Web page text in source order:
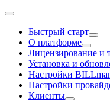
Быстрый старт
О платформе
Лицензирование и
Установка и
Настройки
Настройки
Клиенты